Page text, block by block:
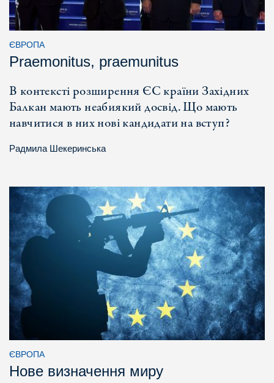
ЄВРОПА
Praemonitus, praemunitus
В контексті розширення ЄС країни Західних
Балкан мають неабиякий досвід. Що мають
навчитися в них нові кандидати на вступ?
Радмила Шекеринська
ЄВРОПА
Нове визначення миру